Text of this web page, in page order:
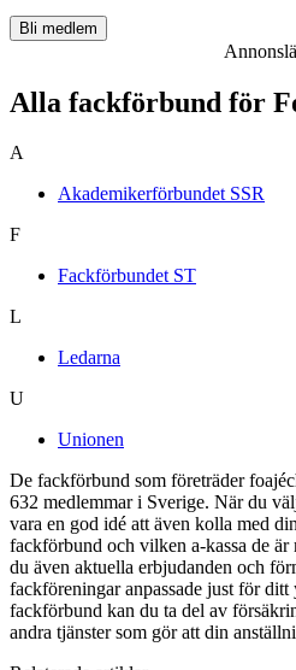
Bli medlem
Alla fackförbund för
A
Akademikerförbundet SSR
F
Fackförbundet ST
L
Ledarna
U
Unionen
De fackförbund som företräder
632 medlemmar i Sverige. När du
vara en god idé att även kolla med
fackförbund och vilken a-kassa de är
du även aktuella erbjudanden och
fackföreningar anpassade just för
fackförbund kan du ta del av
andra tjänster som gör att din